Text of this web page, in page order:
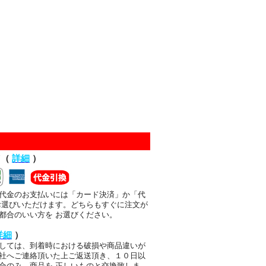
詳細 ）
金のお支払いには「カード決済」か「代
びいただけます。どちらもすぐに注文が
合のいい方を お選びください。
細 ）
ては、到着時における破損や商品違いが
へご連絡頂いた上ご返送頂き、１０日以